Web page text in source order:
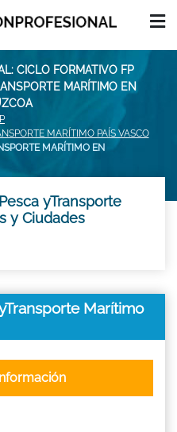
CICLO FORMATIVO FP
MARÍTIMO EN
MARÍTIMO PAÍS VASCO
MARÍTIMO EN
yTransporte
y Ciudades
Marítimo